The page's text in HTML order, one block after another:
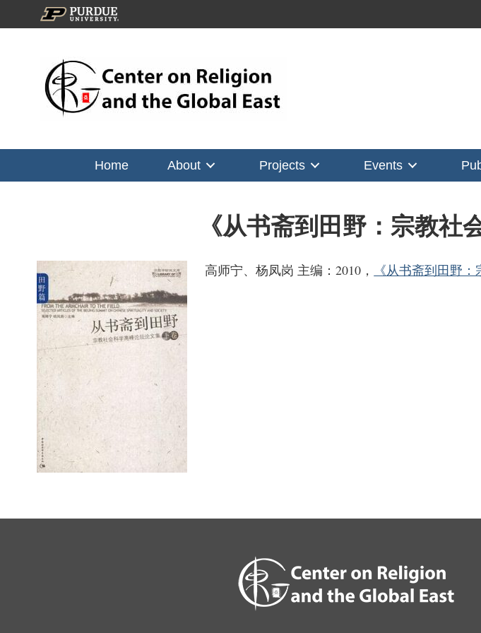
Home About Projects Events
《从书斋到田野：宗教社
高师宁、杨凤岗 主编：2010， 《从书斋到田野